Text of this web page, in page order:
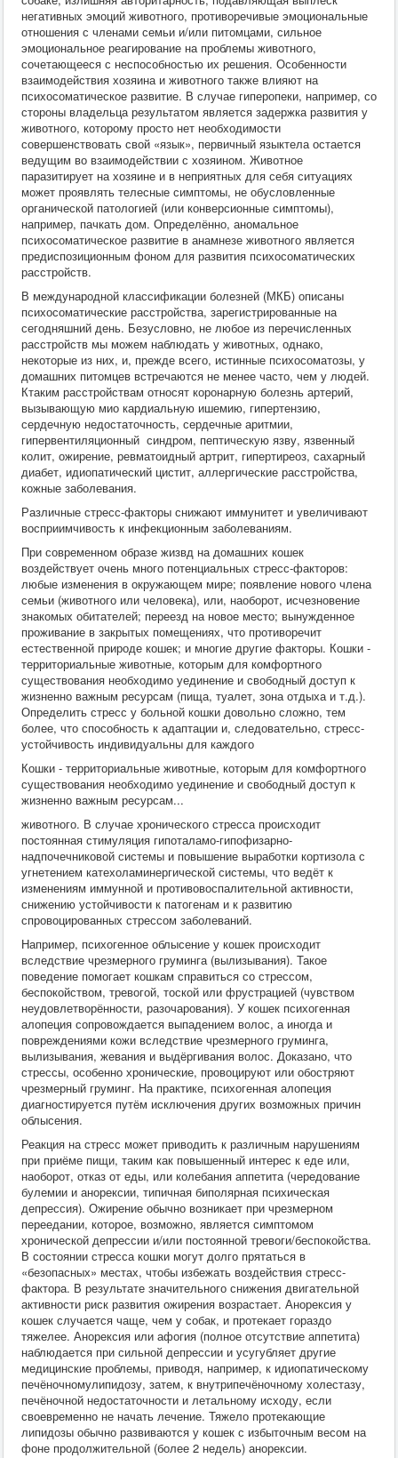
негативных эмоций животного, противоречивые эмоциональные
отношения с членами семьи и/или питомцами, сильное
эмоциональное реагирование на проблемы животного,
сочетающееся с неспособностью их решения. Особенности
взаимодействия хозяина и животного также влияют на
психосоматическое развитие. В случае гиперопеки, например, со
стороны владельца результатом является задержка развития у
животного, которому просто нет необходимости
совершенствовать свой «язык», первичный языктела остается
ведущим во взаимодействии с хозяином. Животное
паразитирует на хозяине и в неприятных для себя ситуациях
может проявлять телесные симптомы, не обусловленные
органической патологией (или конверсионные симптомы),
например, пачкать дом. Определённо, аномальное
психосоматическое развитие в анамнезе животного является
предиспозиционным фоном для развития психосоматических
расстройств.
В международной классификации болезней (МКБ) описаны
психосоматические расстройства, зарегистрированные на
сегодняшний день. Безусловно, не любое из перечисленных
расстройств мы можем наблюдать у животных, однако,
некоторые из них, и, прежде всего, истинные психосоматозы, у
домашних питомцев встречаются не менее часто, чем у людей.
Ктаким расстройствам относят коронарную болезнь артерий,
вызывающую мио кардиальную ишемию, гипертензию,
сердечную недостаточность, сердечные аритмии,
гипервентиляционный синдром, пептическую язву, язвенный
колит, ожирение, ревматоидный артрит, гипертиреоз, сахарный
диабет, идиопатический цистит, аллергические расстройства,
кожные заболевания.
Различные стресс-факторы снижают иммунитет и увеличивают
восприимчивость к инфекционным заболеваниям.
При современном образе жизвд на домашних кошек
воздействует очень много потенциальных стресс-факторов:
любые изменения в окружающем мире; появление нового члена
семьи (животного или человека), или, наоборот, исчезновение
знакомых обитателей; переезд на новое место; вынужденное
проживание в закрытых помещениях, что противоречит
естественной природе кошек; и многие другие факторы. Кошки -
территориальные животные, которым для комфортного
существования необходимо уединение и свободный доступ к
жизненно важным ресурсам (пища, туалет, зона отдыха и т.д.).
Определить стресс у больной кошки довольно сложно, тем
более, что способность к адаптации и, следовательно, стресс-
устойчивость индивидуальны для каждого
Кошки - территориальные животные, которым для комфортного
существования необходимо уединение и свободный доступ к
жизненно важным ресурсам...
животного. В случае хронического стресса происходит
постоянная стимуляция гипоталамо-гипофизарно-
надпочечниковой системы и повышение выработки кортизола с
угнетением катехоламинергической системы, что ведёт к
изменениям иммунной и противовоспалительной активности,
снижению устойчивости к патогенам и к развитию
спровоцированных стрессом заболеваний.
Например, психогенное облысение у кошек происходит
вследствие чрезмерного груминга (вылизывания). Такое
поведение помогает кошкам справиться со стрессом,
беспокойством, тревогой, тоской или фрустрацией (чувством
неудовлетворённости, разочарования). У кошек психогенная
алопеция сопровождается выпадением волос, а иногда и
повреждениями кожи вследствие чрезмерного груминга,
вылизывания, жевания и выдёргивания волос. Доказано, что
стрессы, особенно хронические, провоцируют или обостряют
чрезмерный груминг. На практике, психогенная алопеция
диагностируется путём исключения других возможных причин
облысения.
Реакция на стресс может приводить к различным нарушениям
при приёме пищи, таким как повышенный интерес к еде или,
наоборот, отказ от еды, или колебания аппетита (чередование
булемии и анорексии, типичная биполярная психическая
депрессия). Ожирение обычно возникает при чрезмерном
переедании, которое, возможно, является симптомом
хронической депрессии и/или постоянной тревоги/беспокойства.
В состоянии стресса кошки могут долго прятаться в
«безопасных» местах, чтобы избежать воздействия стресс-
фактора. В результате значительного снижения двигательной
активности риск развития ожирения возрастает. Анорексия у
кошек случается чаще, чем у собак, и протекает гораздо
тяжелее. Анорексия или афогия (полное отсутствие аппетита)
наблюдается при сильной депрессии и усугубляет другие
медицинские проблемы, приводя, например, к идиопатическому
печёночномулипидозу, затем, к внутрипечёночному холестазу,
печёночной недостаточности и летальному исходу, если
своевременно не начать лечение. Тяжело протекающие
липидозы обычно развиваются у кошек с избыточным весом на
фоне продолжительной (более 2 недель) анорексии.